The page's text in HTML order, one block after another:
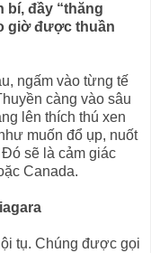
bí, đầy “thăng
giờ được thuần
ngấm vào từng tế
càng vào sâu
lên thích thú xen
muốn đổ ụp, nuốt
sẽ là cảm giác
Canada.
tụ. Chúng được gọi